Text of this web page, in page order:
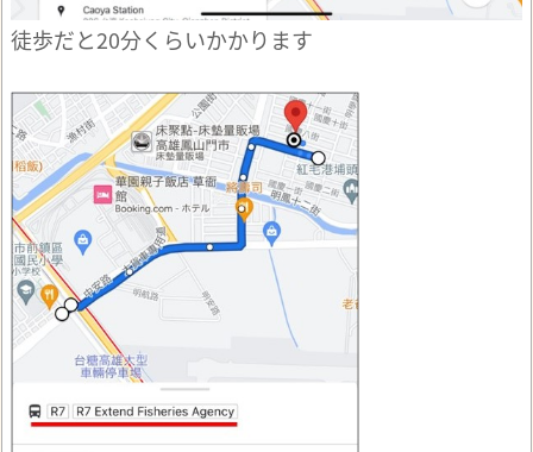
徒歩だと20分くらいかかります